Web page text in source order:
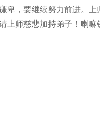
卑，要继续努力前进。
上师慈悲加持弟子！喇嘛